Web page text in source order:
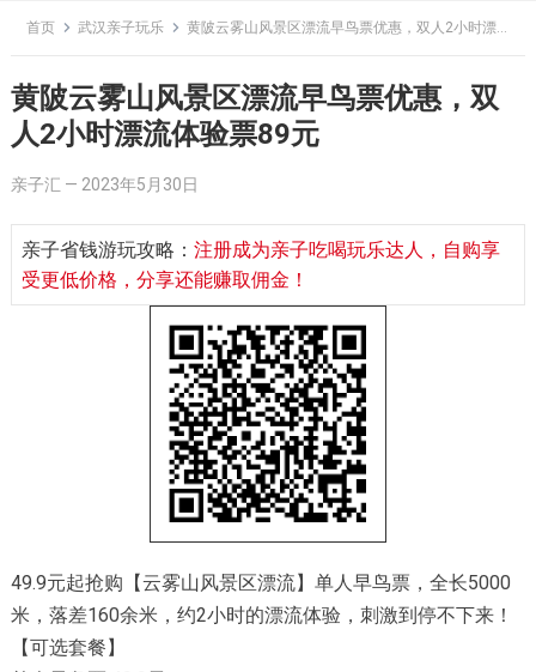
首页 武汉亲子玩乐 黄陂云雾山风景区漂流早鸟票优惠，双人2小时漂流体验票89元
黄陂云雾山风景区漂流早鸟票优惠，双
人2小时漂流体验票89元
亲子汇 — 2023年5月30日
亲子省钱游玩攻略： 注册成为亲子吃喝玩乐达人，自购享
受更低价格，分享还能赚取佣金！
49.9元起抢购【云雾山风景区漂流】单人早鸟票，全长5000
米，落差160余米，约2小时的漂流体验，刺激到停不下来！
【可选套餐】